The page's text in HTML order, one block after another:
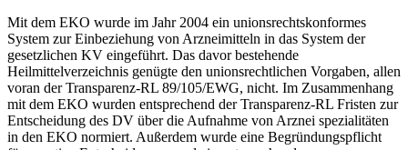
Mit dem EKO wurde im Jahr 2004 ein unionsrechtskonformes
System zur Einbeziehung von Arzneimitteln in das System der
gesetzlichen KV eingeführt. Das davor bestehende
Heilmittelverzeichnis genügte den unionsrechtlichen Vorgaben, allen
voran der Transparenz-RL 89/105/EWG, nicht. Im Zusammenhang
mit dem EKO wurden entsprechend der Transparenz-RL Fristen zur
Entscheidung des DV über die Aufnahme von Arznei spezialitäten
in den EKO normiert. Außerdem wurde eine Begründungspflicht